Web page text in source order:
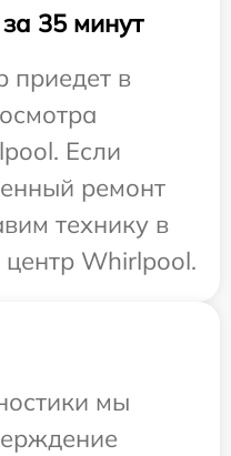
35 минут
приедет в
Если
ремонт
технику в
Whirlpool.
мы